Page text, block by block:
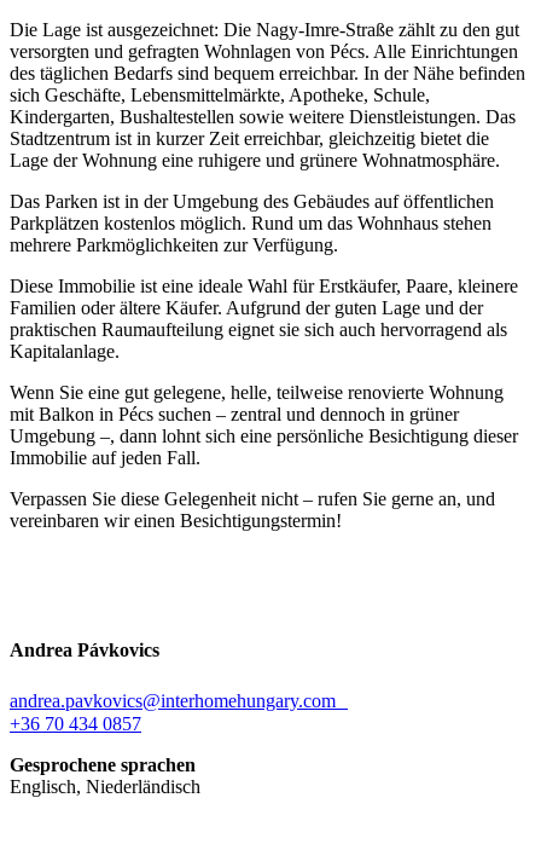
Die Lage ist ausgezeichnet: Die Nagy-Imre-Straße zählt zu den gut
versorgten und gefragten Wohnlagen von Pécs. Alle Einrichtungen
des täglichen Bedarfs sind bequem erreichbar. In der Nähe befinden
sich Geschäfte, Lebensmittelmärkte, Apotheke, Schule,
Kindergarten, Bushaltestellen sowie weitere Dienstleistungen. Das
Stadtzentrum ist in kurzer Zeit erreichbar, gleichzeitig bietet die
Lage der Wohnung eine ruhigere und grünere Wohnatmosphäre.
Das Parken ist in der Umgebung des Gebäudes auf öffentlichen
Parkplätzen kostenlos möglich. Rund um das Wohnhaus stehen
mehrere Parkmöglichkeiten zur Verfügung.
Diese Immobilie ist eine ideale Wahl für Erstkäufer, Paare, kleinere
Familien oder ältere Käufer. Aufgrund der guten Lage und der
praktischen Raumaufteilung eignet sie sich auch hervorragend als
Kapitalanlage.
Wenn Sie eine gut gelegene, helle, teilweise renovierte Wohnung
mit Balkon in Pécs suchen – zentral und dennoch in grüner
Umgebung –, dann lohnt sich eine persönliche Besichtigung dieser
Immobilie auf jeden Fall.
Verpassen Sie diese Gelegenheit nicht – rufen Sie gerne an, und
vereinbaren wir einen Besichtigungstermin!
Andrea Pávkovics
andrea.pavkovics@interhomehungary.com
+36 70 434 0857
Gesprochene sprachen
Englisch, Niederländisch